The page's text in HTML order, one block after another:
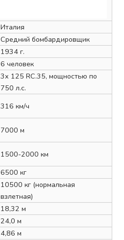
Италия
Средний бомбардировщик
1934 г.
6 человек
3х 125 RC.35, мощностью по
750 л.с.
316 км/ч
7000 м
1500-2000 км
6500 кг
10500 кг (нормальная
взлетная)
18,32 м
24,0 м
4,86 м